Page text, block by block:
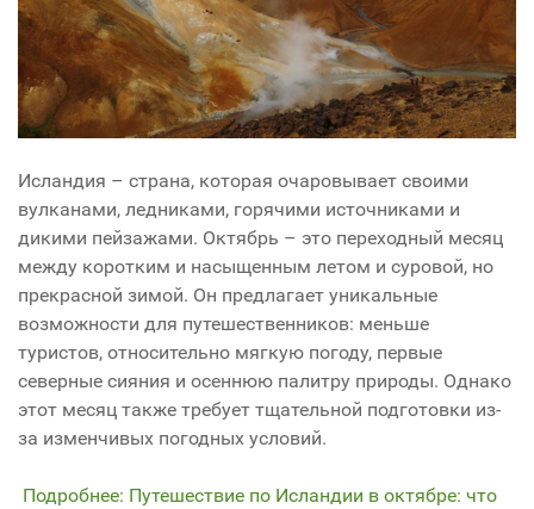
Исландия – страна, которая очаровывает своими
вулканами, ледниками, горячими источниками и
дикими пейзажами. Октябрь – это переходный месяц
между коротким и насыщенным летом и суровой, но
прекрасной зимой. Он предлагает уникальные
возможности для путешественников: меньше
туристов, относительно мягкую погоду, первые
северные сияния и осеннюю палитру природы. Однако
этот месяц также требует тщательной подготовки из-
за изменчивых погодных условий.
Подробнее: Путешествие по Исландии в октябре: что